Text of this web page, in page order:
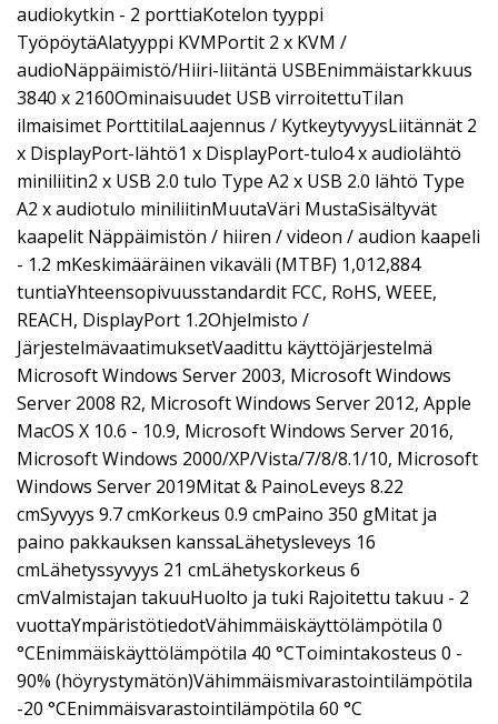
audiokytkin - 2 porttiaKotelon tyyppi
TyöpöytäAlatyyppi KVMPortit 2 x KVM /
audioNäppäimistö/Hiiri-liitäntä USBEnimmäistarkkuus
3840 x 2160Ominaisuudet USB virroitettuTilan
ilmaisimet PorttitilaLaajennus / KytkeytyvyysLiitännät 2
x DisplayPort-lähtö1 x DisplayPort-tulo4 x audiolähtö
miniliitin2 x USB 2.0 tulo Type A2 x USB 2.0 lähtö Type
A2 x audiotulo miniliitinMuutaVäri MustaSisältyvät
kaapelit Näppäimistön / hiiren / videon / audion kaapeli
- 1.2 mKeskimääräinen vikaväli (MTBF) 1,012,884
tuntiaYhteensopivuusstandardit FCC, RoHS, WEEE,
REACH, DisplayPort 1.2Ohjelmisto /
JärjestelmävaatimuksetVaadittu käyttöjärjestelmä
Microsoft Windows Server 2003, Microsoft Windows
Server 2008 R2, Microsoft Windows Server 2012, Apple
MacOS X 10.6 - 10.9, Microsoft Windows Server 2016,
Microsoft Windows 2000/XP/Vista/7/8/8.1/10, Microsoft
Windows Server 2019Mitat & PainoLeveys 8.22
cmSyvyys 9.7 cmKorkeus 0.9 cmPaino 350 gMitat ja
paino pakkauksen kanssaLähetysleveys 16
cmLähetyssyvyys 21 cmLähetyskorkeus 6
cmValmistajan takuuHuolto ja tuki Rajoitettu takuu - 2
vuottaYmpäristötiedotVähimmäiskäyttölämpötila 0
°CEnimmäiskäyttölämpötila 40 °CToimintakosteus 0 -
90% (höyrystymätön)Vähimmäismivarastointilämpötila
-20 °CEnimmäisvarastointilämpötila 60 °C